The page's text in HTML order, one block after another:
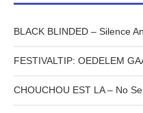
BLACK BLINDED – Silence
FESTIVALTIP: OEDELEM
CHOUCHOU EST LA – No